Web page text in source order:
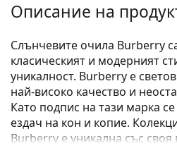
Описание на
Слънчевите очила Burberry
класическият и модерният
уникалност. Burberry е
най-високо качество и
Като подпис на тази марка
ездач на кон и копие.
Burberry е уникална със